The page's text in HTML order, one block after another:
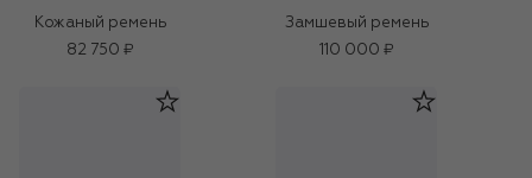
Кожаный ремень
82 750 ₽
Замшевый ремень
110 000 ₽